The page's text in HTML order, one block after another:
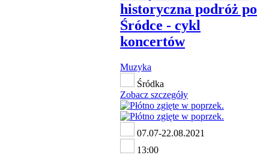
historyczna podróż po
Śródce - cykl
koncertów
Muzyka
Śródka
Zobacz szczegóły
07.07-22.08.2021
13:00